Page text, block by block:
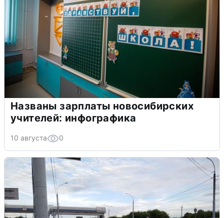
Названы зарплаты новосибирских
учителей: инфографика
10 августа 0